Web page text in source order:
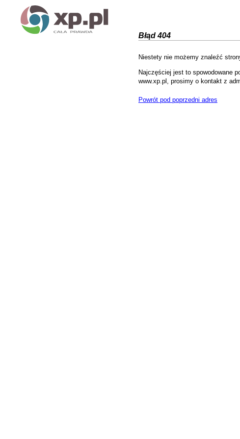
Błąd 404
Niestety nie możemy znaleźć
Najczęściej jest to spowodowane
www.xp.pl, prosimy o kontakt z
Powrót pod poprzedni adres